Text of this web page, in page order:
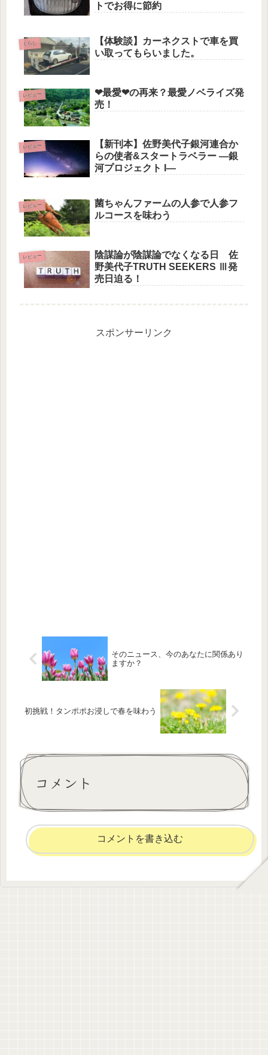
トでお得に節約
くらし
【体験談】カーネクストで車を買
い取ってもらいました。
レビュー
❤最愛❤の再来？最愛ノベライズ発
売！
レビュー
【新刊本】佐野美代子銀河連合か
らの使者&スタートラベラー ―銀
河プロジェクト I―
レビュー
菌ちゃんファームの人参で人参フ
ルコースを味わう
レビュー
陰謀論が陰謀論でなくなる日 佐
野美代子TRUTH SEEKERS Ⅲ発
売日迫る！
スポンサーリンク
そのニュース、今のあなたに関係あり
ますか？
初挑戦！タンポポお浸しで春を味わう
コメント
コメントを書き込む